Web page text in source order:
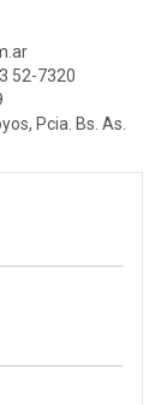
52-7320
Pcia. Bs. As.